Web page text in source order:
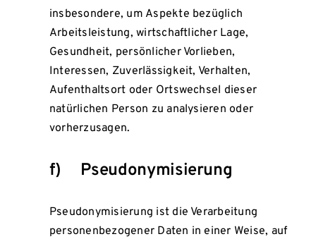
insbesondere, um Aspekte bezüglich
Arbeitsleistung, wirtschaftlicher Lage,
Gesundheit, persönlicher Vorlieben,
Interessen, Zuverlässigkeit, Verhalten,
Aufenthaltsort oder Ortswechsel dieser
natürlichen Person zu analysieren oder
vorherzusagen.
f) Pseudonymisierung
Pseudonymisierung ist die Verarbeitung
personenbezogener Daten in einer Weise, auf